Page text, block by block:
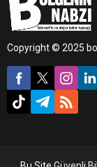
vurguladı.
Copyright © 2025